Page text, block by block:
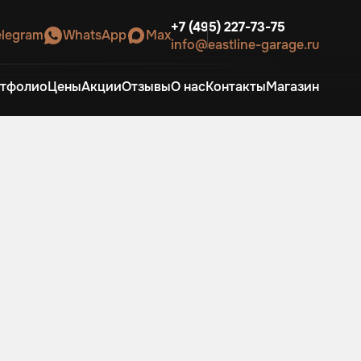
WhatsApp Max+7 (495) 227-73-75
info@eastline-garage.ru
ЦеныАкцииОтзывыО насКонтактыМагазин